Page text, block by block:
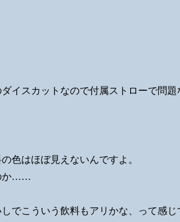
イスカットなので付属ストローで問題
色はほぼ見えないんですよ。
か……
でこういう飲料もアリかな、って感じ